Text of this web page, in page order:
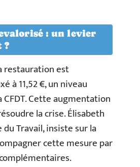
: un levier
?
restauration est
à 11,52 €, un niveau
Cette augmentation
la crise. Élisabeth
Travail, insiste sur la
cette mesure par